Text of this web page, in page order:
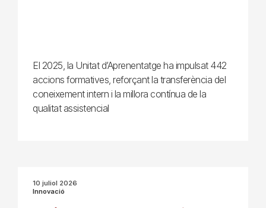
El 2025, la Unitat d’Aprenentatge ha impulsat 442
accions formatives, reforçant la transferència del
coneixement intern i la millora contínua de la
qualitat assistencial
10 juliol 2026
Innovació